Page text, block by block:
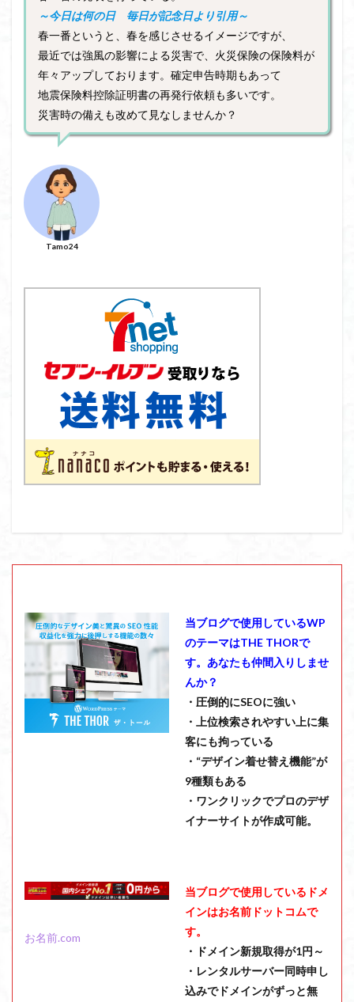
～今日は何の日 毎日が記念日より引用～
春一番というと、春を感じさせるイメージですが、
最近では強風の影響による災害で、火災保険の保険料が
年々アップしております。確定申告時期もあって
地震保険料控除証明書の再発行依頼も多いです。
災害時の備えも改めて見なしませんか？
Tamo24
当ブログで使用しているWP
のテーマはTHE THORで
す。あなたも仲間入りしませ
んか？
・圧倒的にSEOに強い
・上位検索されやすい上に集
客にも拘っている
・“デザイン着せ替え機能”が
9種類もある
・ワンクリックでプロのデザ
イナーサイトが作成可能。
お名前.com
当ブログで使用しているドメ
インはお名前ドットコムで
す。
・ドメイン新規取得が1円～
・レンタルサーバー同時申し
込みでドメインがずっと無